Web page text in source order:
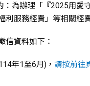
：為辦理「『2025用愛
利服務經費」等相關經
信資料如下：
年1至6月)， 請按前往